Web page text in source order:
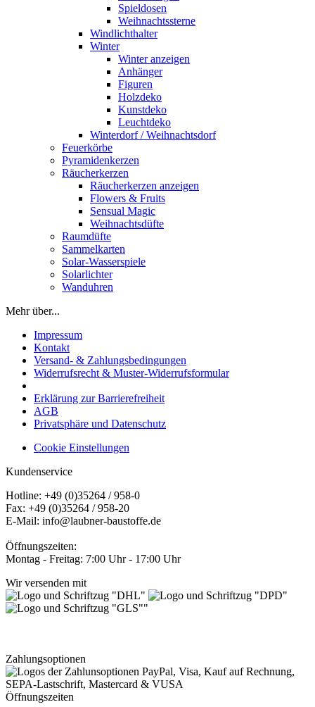
Spieldosen
Weihnachtssterne
Windlichthalter
Winter
Winter anzeigen
Anhänger
Figuren
Holzdeko
Kunstdeko
Leuchtdeko
Winterdorf / Weihnachtsdorf
Feuerkörbe
Pyramidenkerzen
Räucherkerzen
Räucherkerzen anzeigen
Flowers & Fruits
Sensual Magic
Weihnachtsdüfte
Raumdüfte
Sammelkarten
Solar-Wasserspiele
Solarlichter
Wanduhren
Mehr über...
Impressum
Kontakt
Versand- & Zahlungsbedingungen
Widerrufsrecht & Muster-Widerrufsformular
Erklärung zur Barrierefreiheit
AGB
Privatsphäre und Datenschutz
Cookie Einstellungen
Kundenservice
Hotline: +49 (0)35264 / 958-0
Fax: +49 (0)35264 / 958-20
E-Mail: info@laubner-baustoffe.de
Öffnungszeiten:
Montag - Freitag: 7:00 Uhr - 17:00 Uhr
Wir versenden mit
Zahlungsoptionen
Öffnungszeiten